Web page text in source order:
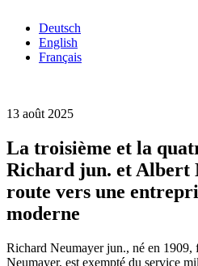
Deutsch
English
Français
13 août 2025
La troisième et la
Richard jun. et Albert
route vers une
moderne
Richard Neumayer jun., né en 1909,
Neumayer, est exempté du service